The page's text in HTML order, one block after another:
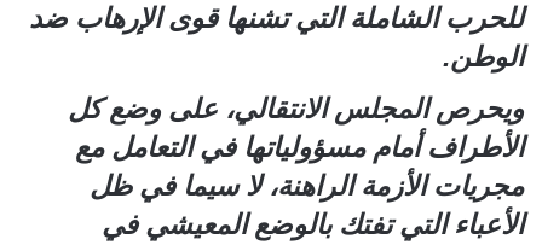
للحرب الشاملة التي تشنها قوى الإرهاب ضد
الوطن.
ويحرص المجلس الانتقالي، على وضع كل
الأطراف أمام مسؤولياتها في التعامل مع
مجريات الأزمة الراهنة، لا سيما في ظل
الأعباء التي تفتك بالوضع المعيشي في